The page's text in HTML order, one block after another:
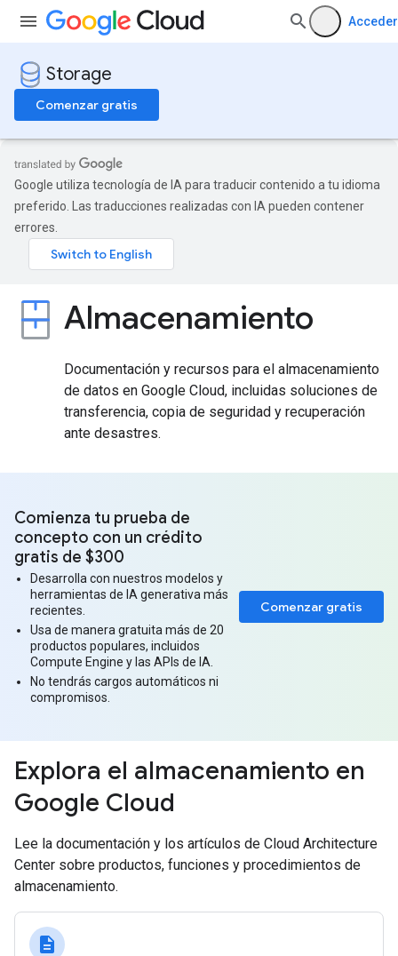
Acceder
Storage
Comenzar gratis
Google utiliza tecnología de IA para traducir contenido a tu idioma
preferido. Las traducciones realizadas con IA pueden contener
errores.
Almacenamiento
Documentación y recursos para el almacenamiento
de datos en Google Cloud, incluidas soluciones de
transferencia, copia de seguridad y recuperación
ante desastres.
Comenzar gratis
Comienza tu prueba de
concepto con un crédito
gratis de $300
Desarrolla con nuestros modelos y
herramientas de IA generativa más
recientes.
Usa de manera gratuita más de 20
productos populares, incluidos
Compute Engine y las APIs de IA.
No tendrás cargos automáticos ni
compromisos.
Explora el almacenamiento en
Google Cloud
Lee la documentación y los artículos de Cloud Architecture
Center sobre productos, funciones y procedimientos de
almacenamiento.
description